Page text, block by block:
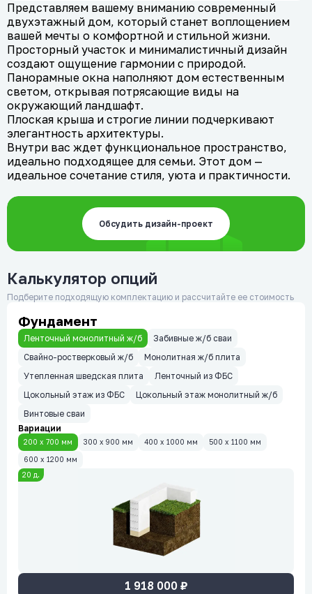
Представляем вашему вниманию современный
двухэтажный дом, который станет воплощением
вашей мечты о комфортной и стильной жизни.
Просторный участок и минималистичный дизайн
создают ощущение гармонии с природой.
Панорамные окна наполняют дом естественным
светом, открывая потрясающие виды на
окружающий ландшафт.
Плоская крыша и строгие линии подчеркивают
элегантность архитектуры.
Внутри вас ждет функциональное пространство,
идеально подходящее для семьи. Этот дом —
идеальное сочетание стиля, уюта и практичности.
Обсудить дизайн-проект
Калькулятор опций
Подберите подходящую комплектацию и рассчитайте ее стоимость
20 д.
1 918 000₽
Фундамент
Ленточный монолитный ж/б
Забивные ж/б сваи
Свайно-ростверковый ж/б
Монолитная ж/б плита
Утепленная шведская плита
Ленточный из ФБС
Цокольный этаж из ФБС
Цокольный этаж монолитный ж/б
Винтовые сваи
Вариации
200 x 700 мм 300 x 900 мм 400 x 1000 мм 500 x 1100 мм
600 x 1200 мм